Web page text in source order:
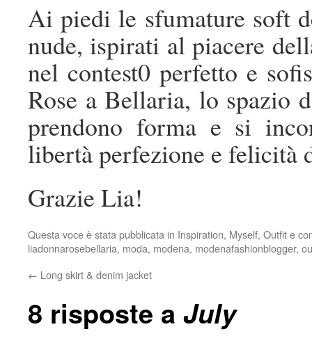
Ai piedi le sfumature soft
nude, ispirati al piacere
nel contest0 perfetto e
Rose a Bellaria, lo spazio
prendono forma e si
libertà perfezione e felicità
Grazie Lia!
Questa voce è stata pubblicata in Inspiration, Myself, Outfite
liadonnarosebellaria, moda, modena, modenafashionblogger,
← Long skirt & denim jacket
8 risposte a July